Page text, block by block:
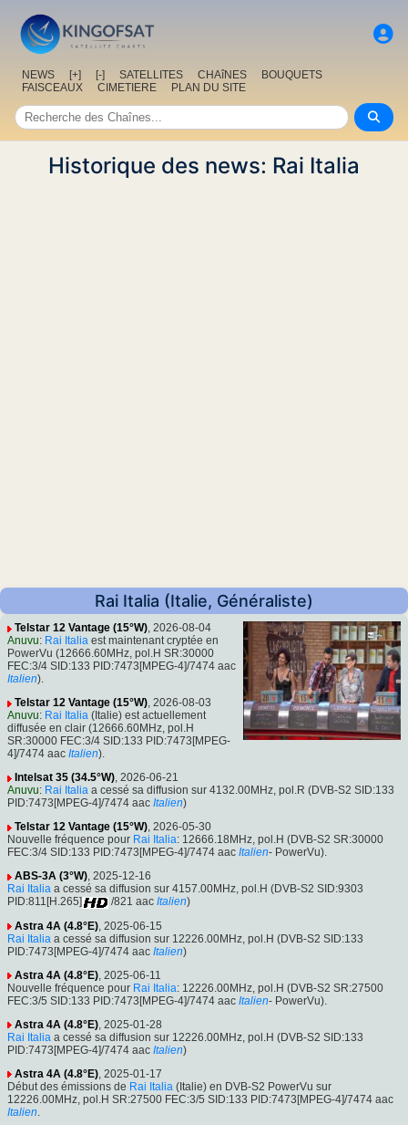
NEWS [+] [-] SATELLITES CHAîNES
BOUQUETS
FAISCEAUX
CIMETIERE PLAN DU SITE
Historique des news: Rai Italia
Rai Italia (Italie, Généraliste)
Telstar 12 Vantage (15°W), 2026-08-04
Anuvu: Rai Italia est maintenant cryptée en
PowerVu (12666.60MHz, pol.H SR:30000
FEC:3/4 SID:133 PID:7473[MPEG-4]/7474 aac
Italien).
Telstar 12 Vantage (15°W), 2026-08-03
Anuvu: Rai Italia (Italie) est actuellement
diffusée en clair (12666.60MHz, pol.H
SR:30000 FEC:3/4 SID:133 PID:7473[MPEG-
4]/7474 aac Italien).
Intelsat 35 (34.5°W), 2026-06-21
Anuvu: Rai Italia a cessé sa diffusion sur 4132.00MHz, pol.R (DVB-S2 SID:133
PID:7473[MPEG-4]/7474 aac Italien)
Telstar 12 Vantage (15°W), 2026-05-30
Nouvelle fréquence pour Rai Italia: 12666.18MHz, pol.H (DVB-S2 SR:30000
FEC:3/4 SID:133 PID:7473[MPEG-4]/7474 aac Italien- PowerVu).
ABS-3A (3°W), 2025-12-16
Rai Italia a cessé sa diffusion sur 4157.00MHz, pol.H (DVB-S2 SID:9303
PID:811[H.265]
/821 aac Italien)
Astra 4A (4.8°E) , 2025-06-15
Rai Italia a cessé sa diffusion sur 12226.00MHz, pol.H (DVB-S2 SID:133
PID:7473[MPEG-4]/7474 aac Italien)
Astra 4A (4.8°E) , 2025-06-11
Nouvelle fréquence pour Rai Italia: 12226.00MHz, pol.H (DVB-S2 SR:27500
FEC:3/5 SID:133 PID:7473[MPEG-4]/7474 aac Italien- PowerVu).
Astra 4A (4.8°E) , 2025-01-28
Rai Italia a cessé sa diffusion sur 12226.00MHz, pol.H (DVB-S2 SID:133
PID:7473[MPEG-4]/7474 aac Italien)
Astra 4A (4.8°E) , 2025-01-17
Début des émissions de Rai Italia (Italie) en DVB-S2 PowerVu sur
12226.00MHz, pol.H SR:27500 FEC:3/5 SID:133 PID:7473[MPEG-4]/7474 aac
Italien